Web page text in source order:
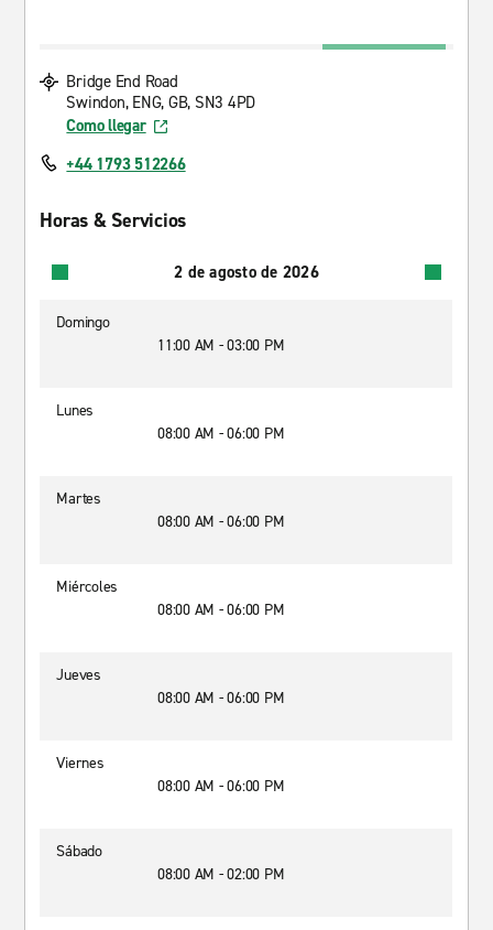
Bridge End Road
Swindon, ENG, GB, SN3 4PD
Como llegar
+44 1793 512266
Horas & Servicios
2 de agosto de 2026
Domingo
11:00 AM - 03:00 PM
Lunes
08:00 AM - 06:00 PM
Martes
08:00 AM - 06:00 PM
Miércoles
08:00 AM - 06:00 PM
Jueves
08:00 AM - 06:00 PM
Viernes
08:00 AM - 06:00 PM
Sábado
08:00 AM - 02:00 PM